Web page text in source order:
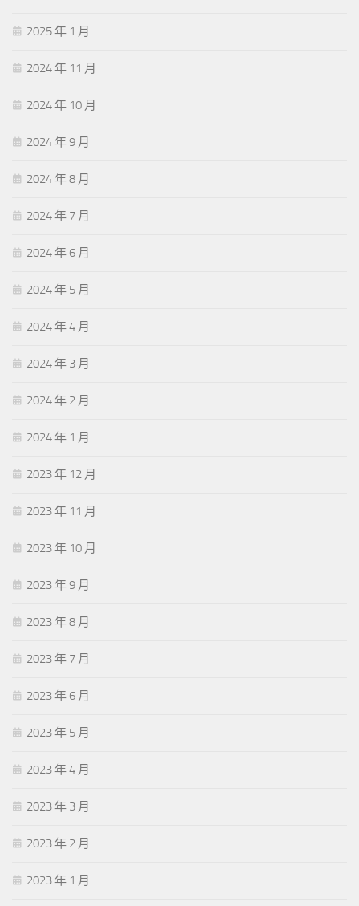
2025 年 1 月
2024 年 11 月
2024 年 10 月
2024 年 9 月
2024 年 8 月
2024 年 7 月
2024 年 6 月
2024 年 5 月
2024 年 4 月
2024 年 3 月
2024 年 2 月
2024 年 1 月
2023 年 12 月
2023 年 11 月
2023 年 10 月
2023 年 9 月
2023 年 8 月
2023 年 7 月
2023 年 6 月
2023 年 5 月
2023 年 4 月
2023 年 3 月
2023 年 2 月
2023 年 1 月